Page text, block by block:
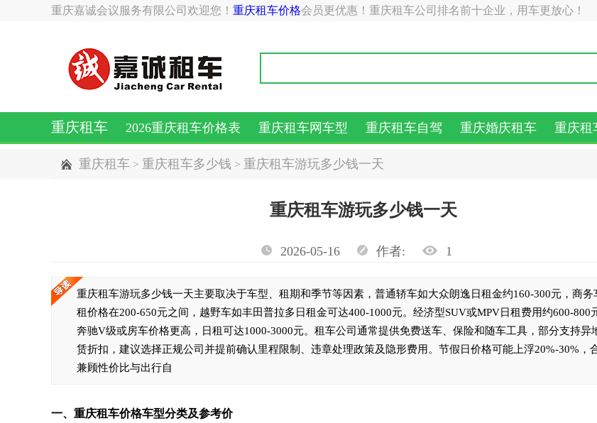
重庆嘉诚会议服务有限公司欢迎您！ 重庆租车价格会员更优惠！重庆租车公司排名前十企业，用车更放心！
重庆租车 2026重庆租车价格表 重庆租车网车型 重庆租车自驾 重庆婚庆租车 重庆租
重庆租车 > 重庆租车多少钱 > 重庆租车游玩多少钱一天
重庆租车游玩多少钱一天
2026-05-16 作者: 1
重庆租车游玩多少钱一天主要取决于车型、租期和季节等因素，普通轿车如大众朗逸日租金约160-300元，商务
租价格在200-650元之间，越野车如丰田普拉多日租金可达400-1000元。经济型SUV或MPV日租费用约600-800
奔驰V级或房车价格更高，日租可达1000-3000元。租车公司通常提供免费送车、保险和随车工具，部分支持异
赁折扣，建议选择正规公司并提前确认里程限制、违章处理政策及隐形费用。节假日价格可能上浮20%-30%，
兼顾性价比与出行自
一、重庆租车价格车型分类及参考价